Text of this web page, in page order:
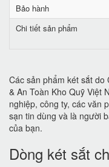
Bảo hành
Chi tiết sản phẩm
Các sản phẩm két sắt do
& An Toàn Kho Quỹ Việt
nghiệp, công ty, các văn
sạn tin dùng và là người
của bạn.
Dòng két sắt